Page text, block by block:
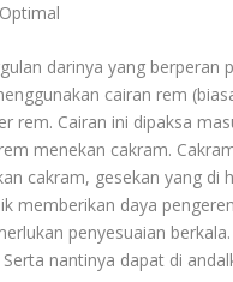
darinya yang
cairan rem
rem. Cairan ini dipaksa
menekan cakram.
cakram, gesekan yang
memberikan daya
penyesuaian
nantinya dapat di